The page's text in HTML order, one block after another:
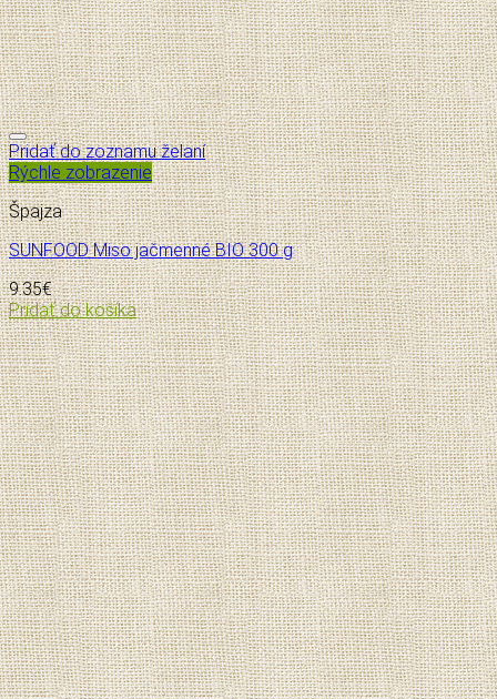
Pridať do zoznamu želaní
Rýchle zobrazenie
Špajza
SUNFOOD Miso jačmenné BIO 300 g
9.35€
Pridať do košíka